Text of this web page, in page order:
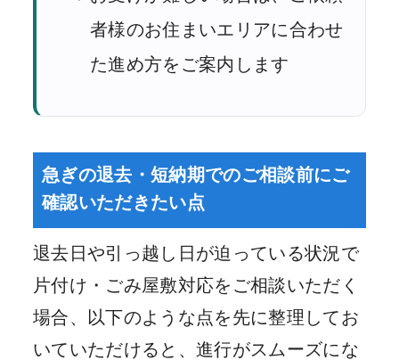
者様のお住まいエリアに合わせ
た進め方をご案内します
急ぎの退去・短納期でのご相談前にご
確認いただきたい点
退去日や引っ越し日が迫っている状況で
片付け・ごみ屋敷対応をご相談いただく
場合、以下のような点を先に整理してお
いていただけると、進行がスムーズにな